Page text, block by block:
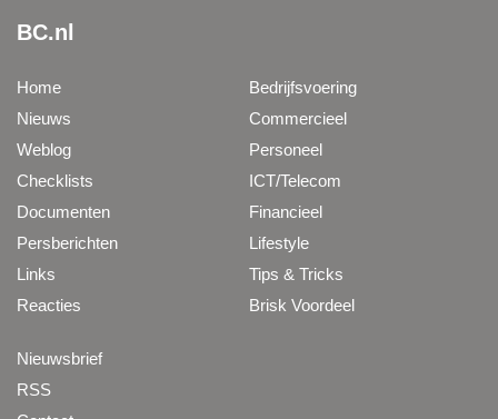
BC.nl
Home
Nieuws
Weblog
Checklists
Documenten
Persberichten
Links
Reacties
Bedrijfsvoering
Commercieel
Personeel
ICT/Telecom
Financieel
Lifestyle
Tips & Tricks
Brisk Voordeel
Nieuwsbrief
RSS